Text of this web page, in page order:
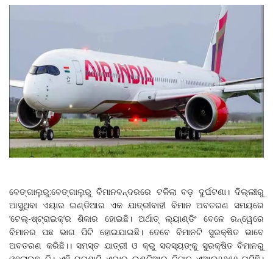
ବେଙ୍ଗାଲୁରୁ:ବେଙ୍ଗାଲୁରୁ ବିମାନବନ୍ଦରରେ ଟଳିଲା ବଡ଼ ଦୁର୍ଘଟଣା। ଦିଲ୍ଲୀରୁ
ଆସୁଥିବା ଏୟାର ଇଣ୍ଡିଆର ଏକ ଯାତ୍ରୀବାହୀ ବିମାନ ଅବତରଣ ସମୟରେ
‘ଟେଲ୍-ଷ୍ଟ୍ରାଇକ୍’ର ଶିକାର ହୋଇଛି। ଅର୍ଥାତ୍ ଲ୍ୟାଣ୍ଡିଂ ବେଳେ ରନ୍‌ୱେରେ
ବିମାନର ପଛ ଭାଗ ପିଟି ହୋଇଯାଇଛି। ତେବେ ବିମାନଟି ସୁରକ୍ଷିତ ଭାବେ
ଅବତରଣ କରିଛି।। ସମସ୍ତ ଯାତ୍ରୀ ଓ କ୍ରୁ ସଦସ୍ୟଙ୍କୁ ସୁରକ୍ଷିତ ବିମାନରୁ